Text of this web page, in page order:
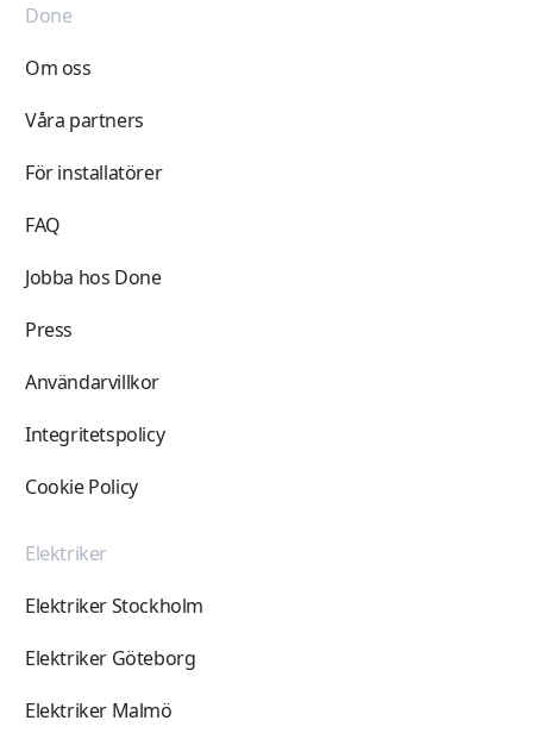
Done
Om oss
Våra partners
För installatörer
FAQ
Jobba hos Done
Press
Användarvillkor
Integritetspolicy
Cookie Policy
Elektriker
Elektriker Stockholm
Elektriker Göteborg
Elektriker Malmö